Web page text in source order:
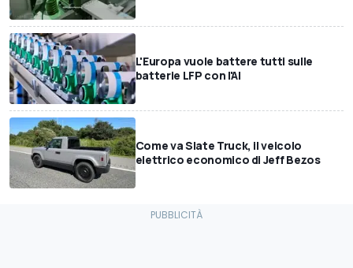
L'Europa vuole battere tutti sulle
batterie LFP con l'AI
Come va Slate Truck, il veicolo
elettrico economico di Jeff Bezos